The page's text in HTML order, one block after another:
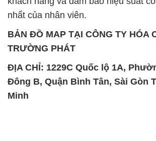
nhất của nhân viên.
BẢN ĐỒ MAP TẠI CÔNG TY HÓA
TRƯỜNG PHÁT
ĐỊA CHỈ: 1229C Quốc lộ 1A,
Đông B, Quận Bình Tân, Sài Gòn
Minh